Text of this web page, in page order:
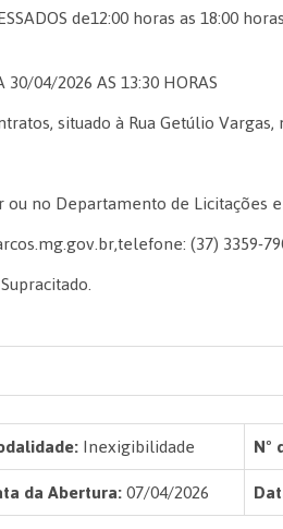
de12:00 horas as 18:00
04/2026 AS 13:30 HORAS
situado à Rua Getúlio
no Departamento de Licitações
(37) 3359-
Inexigibilidade Nº
da Abertura:07/04/2026